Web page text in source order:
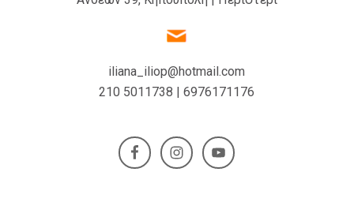
iliana_iliop@hotmail.com
210 5011738 | 6976171176